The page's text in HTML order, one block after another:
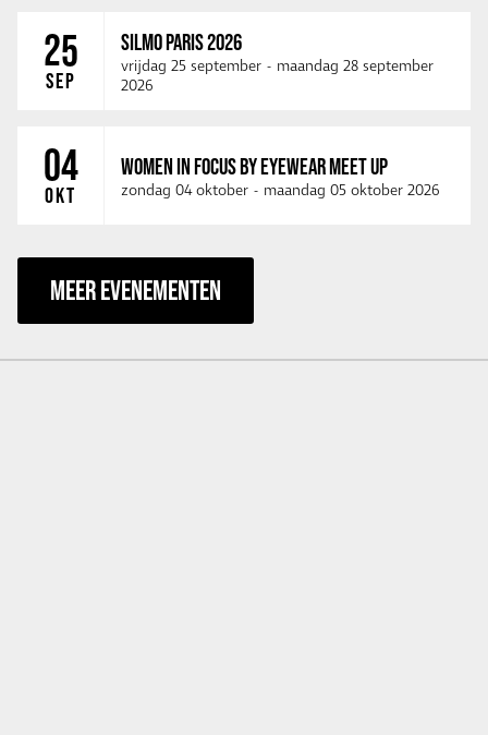
25
SEP
SILMO PARIS 2026
vrijdag 25 september - maandag 28 september
2026
04
OKT
WOMEN IN FOCUS BY EYEWEAR MEET UP
zondag 04 oktober - maandag 05 oktober 2026
MEER EVENEMENTEN